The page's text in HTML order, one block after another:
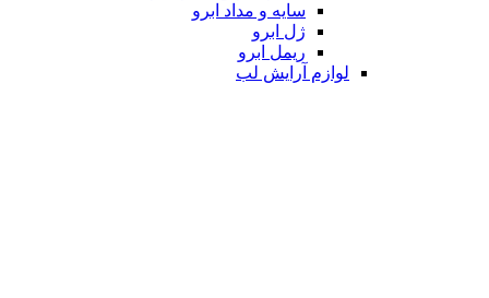
سایه و مداد ابرو
ژل ابرو
ریمل ابرو
لوازم آرایش لب